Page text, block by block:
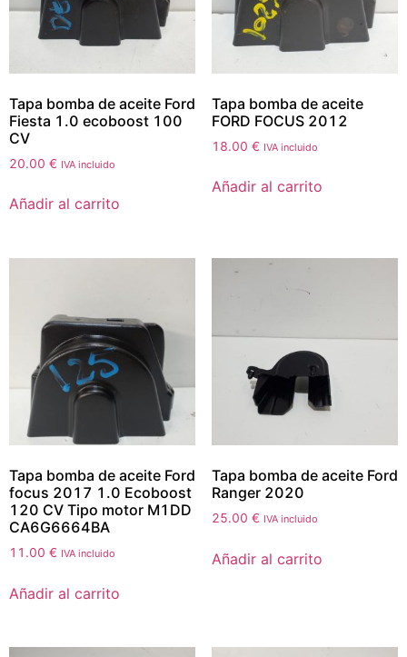
Tapa bomba de aceite Ford
Fiesta 1.0 ecoboost 100
CV
20.00 € IVA incluido
Añadir al carrito
Tapa bomba de aceite
FORD FOCUS 2012
18.00 € IVA incluido
Añadir al carrito
Tapa bomba de aceite Ford
focus 2017 1.0 Ecoboost
120 CV Tipo motor M1DD
CA6G6664BA
11.00 € IVA incluido
Añadir al carrito
Tapa bomba de aceite Ford
Ranger 2020
25.00 € IVA incluido
Añadir al carrito